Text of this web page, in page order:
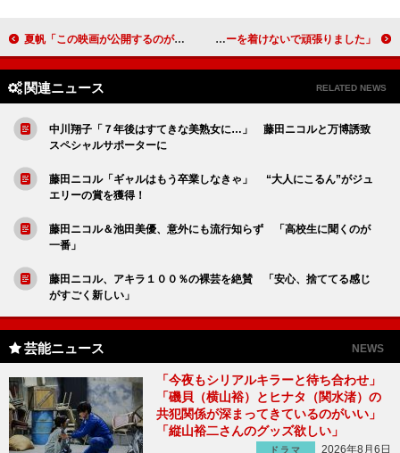
夏帆「この映画が公開するのが悲しい！」 パンチングマシーンで２７１キロを記録 尾野真千子、怪談ドラマで希代の悪女役 「ブラジャーを着けないで頑張りました」
関連ニュース RELATED NEWS
中川翔子「７年後はすてきな美熟女に…」 藤田ニコルと万博誘致
スペシャルサポーターに
藤田ニコル「ギャルはもう卒業しなきゃ」 “大人にこるん”がジュ
エリーの賞を獲得！
藤田ニコル＆池田美優、意外にも流行知らず 「高校生に聞くのが
一番」
藤田ニコル、アキラ１００％の裸芸を絶賛 「安心、捨ててる感じ
がすごく新しい」
芸能ニュース NEWS
「今夜もシリアルキラーと待ち合わせ」
「磯貝（横山裕）とヒナタ（関水渚）の
共犯関係が深まってきているのがいい」
「縦山裕二さんのグッズ欲しい」
ドラマ 2026年8月6日